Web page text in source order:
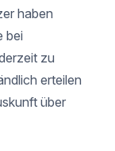
haben
bei
zu
erteilen
über